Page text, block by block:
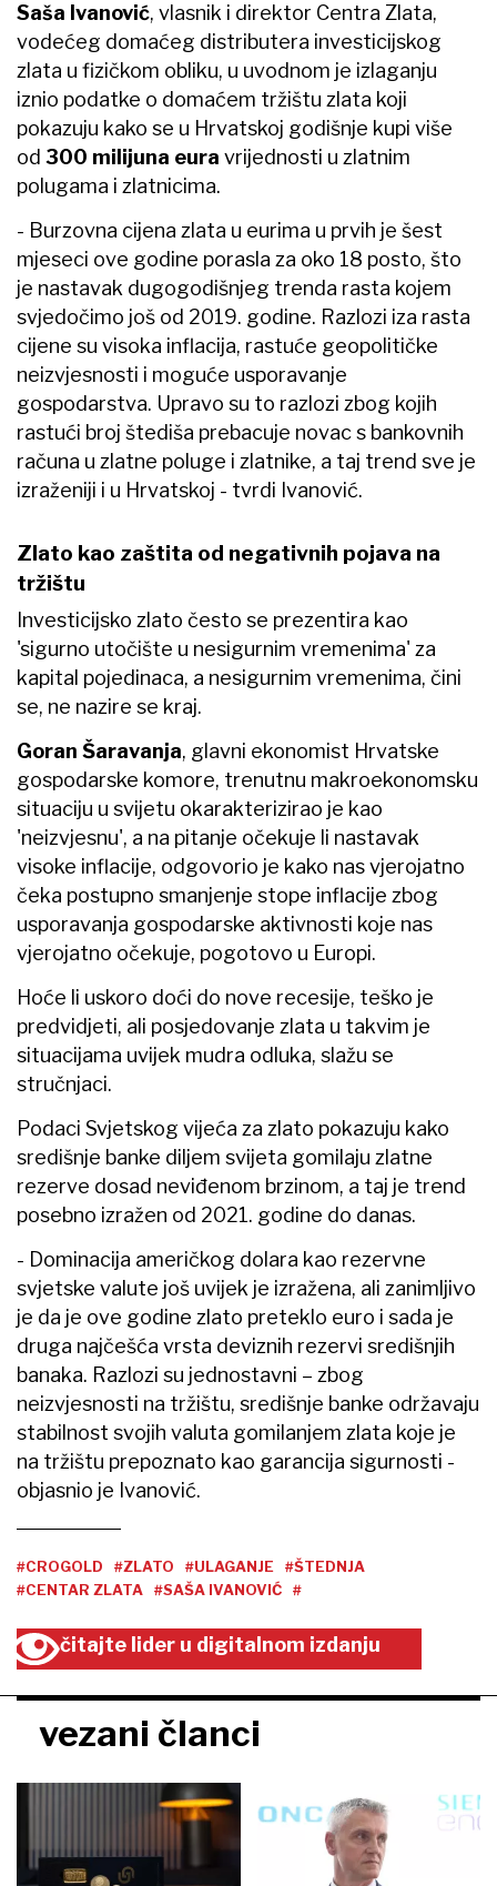
Saša Ivanović, vlasnik i direktor Centra Zlata,
vodećeg domaćeg distributera investicijskog
zlata u fizičkom obliku, u uvodnom je izlaganju
iznio podatke o domaćem tržištu zlata koji
pokazuju kako se u Hrvatskoj godišnje kupi više
od 300 milijuna eura vrijednosti u zlatnim
polugama i zlatnicima.
- Burzovna cijena zlata u eurima u prvih je šest
mjeseci ove godine porasla za oko 18 posto, što
je nastavak dugogodišnjeg trenda rasta kojem
svjedočimo još od 2019. godine. Razlozi iza rasta
cijene su visoka inflacija, rastuće geopolitičke
neizvjesnosti i moguće usporavanje
gospodarstva. Upravo su to razlozi zbog kojih
rastući broj štediša prebacuje novac s bankovnih
računa u zlatne poluge i zlatnike, a taj trend sve je
izraženiji i u Hrvatskoj - tvrdi Ivanović.
Zlato kao zaštita od negativnih pojava na
tržištu
Investicijsko zlato često se prezentira kao
'sigurno utočište u nesigurnim vremenima' za
kapital pojedinaca, a nesigurnim vremenima, čini
se, ne nazire se kraj.
Goran Šaravanja, glavni ekonomist Hrvatske
gospodarske komore, trenutnu makroekonomsku
situaciju u svijetu okarakterizirao je kao
'neizvjesnu', a na pitanje očekuje li nastavak
visoke inflacije, odgovorio je kako nas vjerojatno
čeka postupno smanjenje stope inflacije zbog
usporavanja gospodarske aktivnosti koje nas
vjerojatno očekuje, pogotovo u Europi.
Hoće li uskoro doći do nove recesije, teško je
predvidjeti, ali posjedovanje zlata u takvim je
situacijama uvijek mudra odluka, slažu se
stručnjaci.
Podaci Svjetskog vijeća za zlato pokazuju kako
središnje banke diljem svijeta gomilaju zlatne
rezerve dosad neviđenom brzinom, a taj je trend
posebno izražen od 2021. godine do danas.
- Dominacija američkog dolara kao rezervne
svjetske valute još uvijek je izražena, ali zanimljivo
je da je ove godine zlato preteklo euro i sada je
druga najčešća vrsta deviznih rezervi središnjih
banaka. Razlozi su jednostavni – zbog
neizvjesnosti na tržištu, središnje banke održavaju
stabilnost svojih valuta gomilanjem zlata koje je
na tržištu prepoznato kao garancija sigurnosti -
objasnio je Ivanović.
#CROGOLD #ZLATO #ULAGANJE
#ŠTEDNJA
#CENTAR ZLATA
#SAŠA IVANOVIĆ #
čitajte lider u digitalnom izdanju
vezani članci